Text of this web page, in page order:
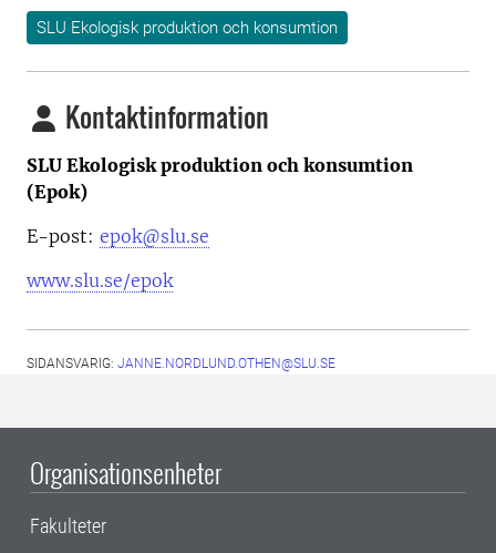
SLU Ekologisk produktion och konsumtion
Kontaktinformation
SLU Ekologisk produktion och konsumtion
(Epok)
E-post: epok@slu.se
www.slu.se/epok
SIDANSVARIG: JANNE.NORDLUND.OTHEN@SLU.SE
Organisationsenheter
Fakulteter